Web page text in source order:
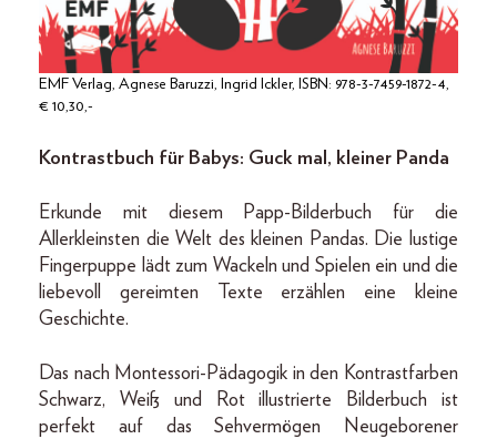
EMF Verlag, Agnese Baruzzi, Ingrid Ickler, ISBN: 978-3-7459-1872-4,
€ 10,30,-
Kontrastbuch für Babys: Guck mal, kleiner Panda
Erkunde mit diesem Papp-Bilderbuch für die
Allerkleinsten die Welt des kleinen Pandas. Die lustige
Fingerpuppe lädt zum Wackeln und Spielen ein und die
liebevoll gereimten Texte erzählen eine kleine
Geschichte.
Das nach Montessori-Pädagogik in den Kontrastfarben
Schwarz, Weiß und Rot illustrierte Bilderbuch ist
perfekt auf das Sehvermögen Neugeborener